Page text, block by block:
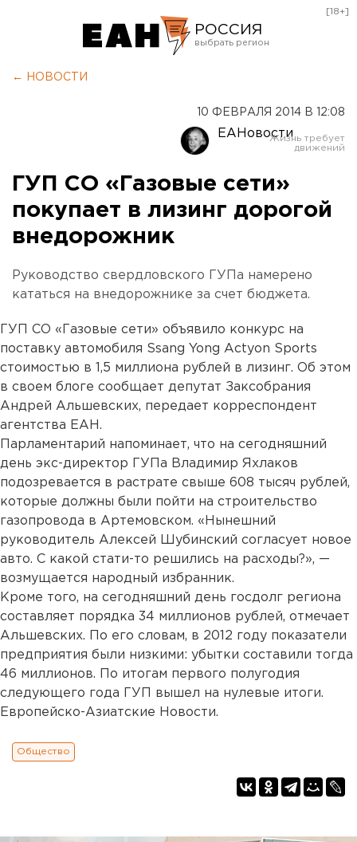
РОССИЯ
Оренбург
[18+]
← НОВОСТИ
10 ФЕВРАЛЯ 2014 В 12:08
ЕАНовости
ГУП СО «Газовые сети»
покупает в лизинг дорогой
внедорожник
Руководство свердловского ГУПа намерено
кататься на внедорожнике за счет бюджета.
ГУП СО «Газовые сети» объявило конкурс на
поставку автомобиля Ssang Yong Actyon Sports
стоимостью в 1,5 миллиона рублей в лизинг. Об этом
в своем блоге сообщает депутат Заксобрания
Андрей Альшевских, передает корреспондент
агентства ЕАН.
Парламентарий напоминает, что на сегодняшний
день экс-директор ГУПа Владимир Яхлаков
подозревается в растрате свыше 608 тысяч рублей,
которые должны были пойти на строительство
газопровода в Артемовском. «Нынешний
руководитель Алексей Шубинский согласует новое
авто. С какой стати-то решились на расходы?», —
возмущается народный избранник.
Кроме того, на сегодняшний день госдолг региона
составляет порядка 34 миллионов рублей, отмечает
Альшевских. По его словам, в 2012 году показатели
предприятия были низкими: убытки составили тогда
46 миллионов. По итогам первого полугодия
следующего года ГУП вышел на нулевые итоги.
Европейско-Азиатские Новости.
Общество